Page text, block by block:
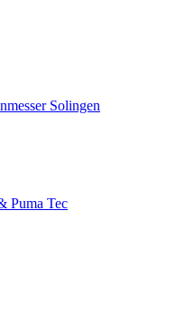
Solingen
Puma Tec